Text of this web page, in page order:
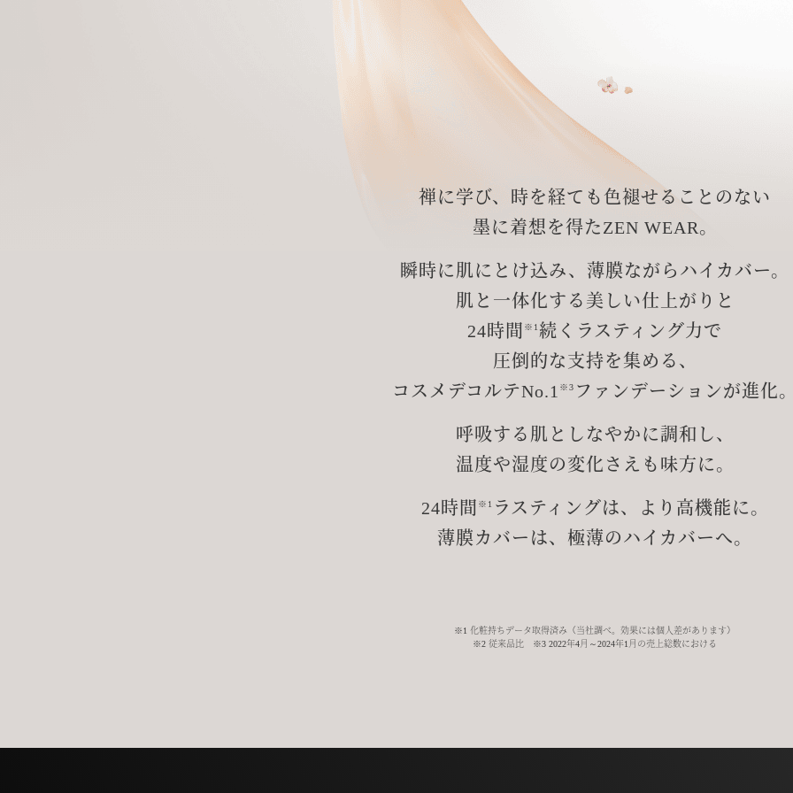
禅に学び、時を経ても色褪せることのない
墨に着想を得たZEN WEAR。
瞬時に肌にとけ込み、薄膜ながらハイカバー。
肌と一体化する美しい仕上がりと
24時間 ※1 続くラスティング力で
圧倒的な支持を集める、
コスメデコルテNo.1 ※3 ファンデーションが進化
呼吸する肌としなやかに調和し、
温度や湿度の変化さえも味方に。
24時間 ※1 ラスティングは、より高機能に。
薄膜カバーは、極薄のハイカバーへ。
※1 化粧持ちデータ取得済み（当社調べ。効果には個人差があります）
※2 従来品比 ※3 2022年4月～2024年1月の売上総数における